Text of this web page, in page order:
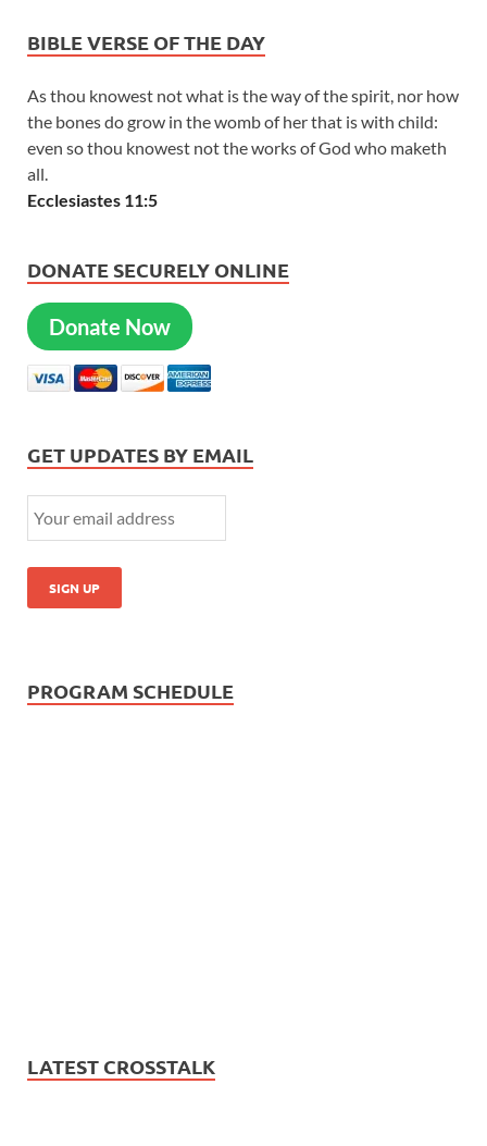
BIBLE VERSE OF THE DAY
As thou knowest not what is the way of the spirit, nor how
the bones do grow in the womb of her that is with child:
even so thou knowest not the works of God who maketh
all.
Ecclesiastes 11:5
DONATE SECURELY ONLINE
Donate Now
GET UPDATES BY EMAIL
PROGRAM SCHEDULE
LATEST CROSSTALK